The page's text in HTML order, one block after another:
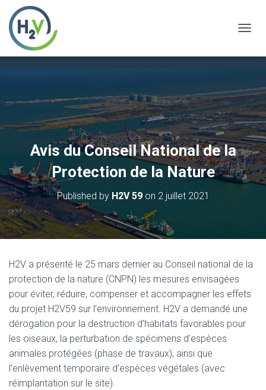
Avis du Conseil National de la
Protection de la Nature
Published by H2V 59on 2 juillet 2021
H2V a présenté le 25 mars dernier au Conseil national de la
protection de la nature (CNPN) les mesures envisagées
pour éviter, réduire, compenser et accompagner les effets
du projet H2V59 sur l’environnement. H2V a demandé une
dérogation pour la destruction d’habitats favorables pour
les oiseaux, la perturbation de spécimens d’espèces
animales protégées (phase de travaux), ainsi que
l’enlèvement temporaire d’espèces végétales (avec
réimplantation sur le site).